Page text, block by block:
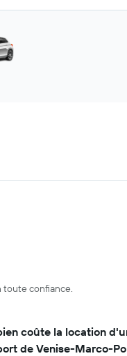
toute confiance.
coûte la location
de Venise-Marco-